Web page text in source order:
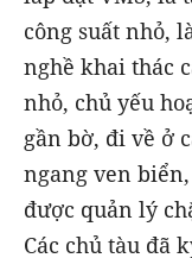
công suất nhỏ,
nghề khai thác
nhỏ, chủ yếu
gần bờ, đi về ở
ngang ven
được quản lý
Các chủ tàu đã